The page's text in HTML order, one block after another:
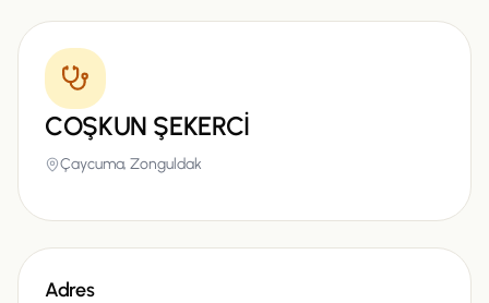
COŞKUN ŞEKERCİ
Çaycuma,Zonguldak
Adres